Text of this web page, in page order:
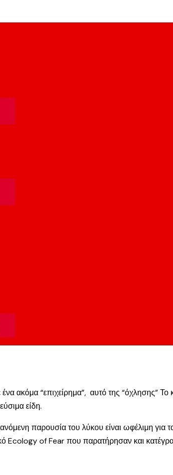
ακόμα “επιχείρημα”, αυτό της “όχλησης”
είδη.
παρουσία του λύκου είναι ωφέλιμη για
Ecology of Fear που παρατήρησαν και